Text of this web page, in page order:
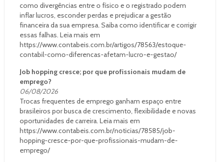
como divergências entre o físico e o registrado podem
inflar lucros, esconder perdas e prejudicar a gestão
financeira da sua empresa. Saiba como identificar e corrigir
essas falhas. Leia mais em
https://www.contabeis.com.br/artigos/78563/estoque-
contabil-como-diferencas-afetam-lucro-e-gestao/
Job hopping cresce; por que profissionais mudam de
emprego?
06/08/2026
Trocas frequentes de emprego ganham espaço entre
brasileiros por busca de crescimento, flexibilidade e novas
oportunidades de carreira. Leia mais em
https://www.contabeis.com.br/noticias/78585/job-
hopping-cresce-por-que-profissionais-mudam-de-
emprego/